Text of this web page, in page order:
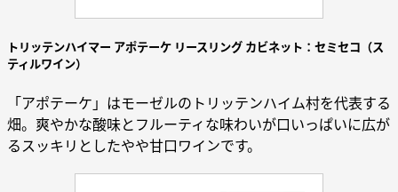
トリッテンハイマー アポテーケ リースリング カビネット：セミセコ（ス
ティルワイン）
「アポテーケ」はモーゼルのトリッテンハイム村を代表する
畑。爽やかな酸味とフルーティな味わいが口いっぱいに広が
るスッキリとしたやや甘口ワインです。